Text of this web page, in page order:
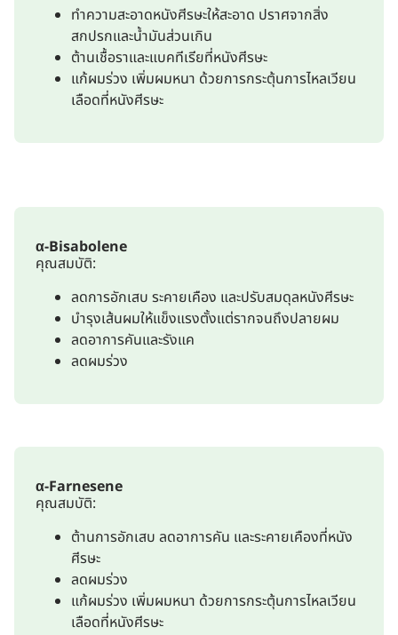
ทำความสะอาดหนังศีรษะให้สะอาด ปราศจากสิ่ง
สกปรกและน้ำมันส่วนเกิน
ต้านเชื้อราและแบคทีเรียที่หนังศีรษะ
แก้ผมร่วง เพิ่มผมหนา ด้วยการกระตุ้นการไหลเวียน
เลือดที่หนังศีรษะ
α-Bisabolene
คุณสมบัติ:
ลดการอักเสบ ระคายเคือง และปรับสมดุลหนังศีรษะ
บำรุงเส้นผมให้แข็งแรงตั้งแต่รากจนถึงปลายผม
ลดอาการคันและรังแค
ลดผมร่วง
α-Farnesene
คุณสมบัติ:
ต้านการอักเสบ ลดอาการคัน และระคายเคืองที่หนัง
ศีรษะ
ลดผมร่วง
แก้ผมร่วง เพิ่มผมหนา ด้วยการกระตุ้นการไหลเวียน
เลือดที่หนังศีรษะ